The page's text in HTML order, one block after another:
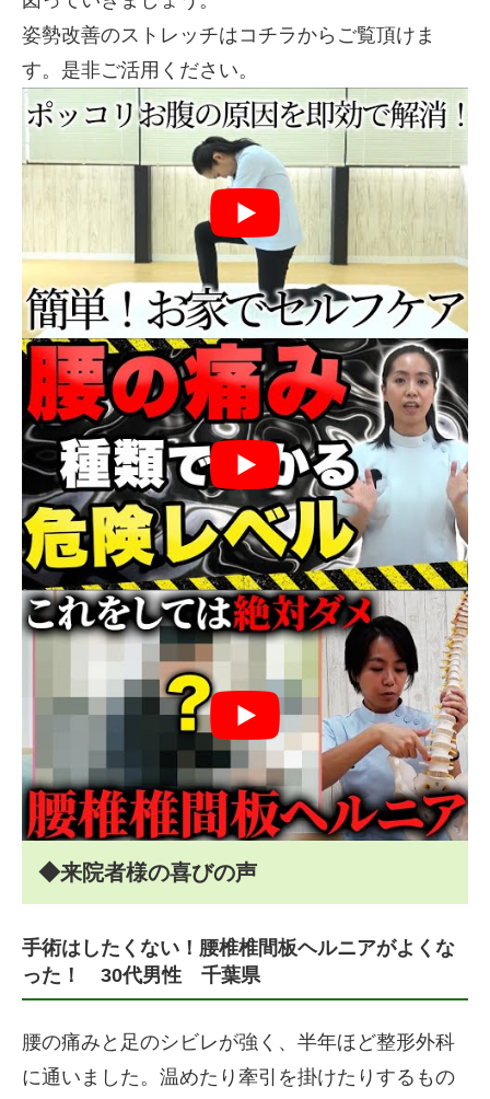
姿勢改善のストレッチはコチラからご覧頂けま
す。是非ご活用ください。
◆来院者様の喜びの声
手術はしたくない！腰椎椎間板ヘルニアがよくな
った！ 30代男性 千葉県
腰の痛みと足のシビレが強く、半年ほど整形外科
に通いました。温めたり牽引を掛けたりするもの